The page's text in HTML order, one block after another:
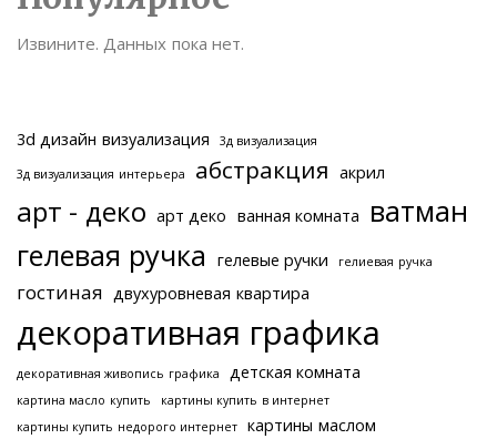
Извините. Данных пока нет.
3d дизайн визуализация 3д визуализация
3д визуализация интерьера абстракция акрил
арт - деко арт деко ванная комната
ватман
гелевая ручка
гелевые ручки гелиевая ручка
гостиная двухуровневая квартира
декоративная графика
декоративная живопись графика детская комната
картина масло купить
картины купить в интернет
картины купить недорого интернет
картины маслом